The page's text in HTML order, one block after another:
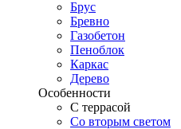
Брус
Бревно
Газобетон
Пеноблок
Каркас
Дерево
Особенности
С террасой
Со вторым светом